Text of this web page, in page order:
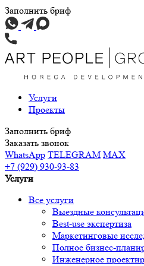
Заполнить бриф
Услуги
Проекты
Заполнить бриф
Заказать звонок
WhatsApp TELEGRAM MAX
+7 (929) 930-93-83
Услуги
Все услуги
Выездные
Best-use экспертиза
Маркетинговые
Полное бизнес-
Инженерное